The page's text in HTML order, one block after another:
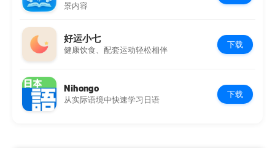
景内容
好运小七
健康饮食、配套运动轻松相伴
下载
Nihongo
从实际语境中快速学习日语
下载